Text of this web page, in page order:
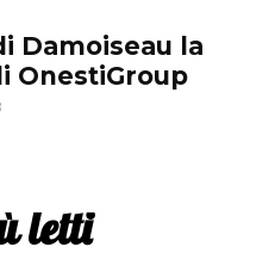
Damoiseau la
OnestiGroup
letti